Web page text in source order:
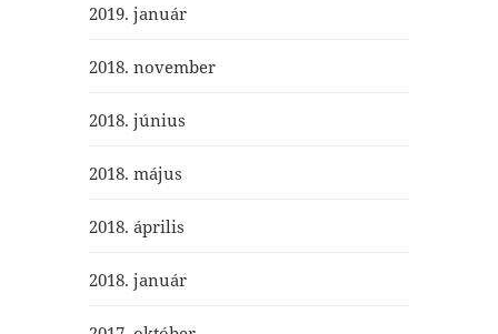
2019. január
2018. november
2018. június
2018. május
2018. április
2018. január